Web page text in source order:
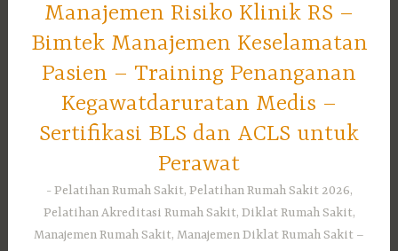
Manajemen Risiko Klinik RS –
Bimtek Manajemen Keselamatan
Pasien – Training Penanganan
Kegawatdaruratan Medis –
Sertifikasi BLS dan ACLS untuk
Perawat
Pelatihan Rumah Sakit, Pelatihan Rumah Sakit 2026,
Pelatihan Akreditasi Rumah Sakit, Diklat Rumah Sakit,
Manajemen Rumah Sakit, Manajemen Diklat Rumah Sakit –